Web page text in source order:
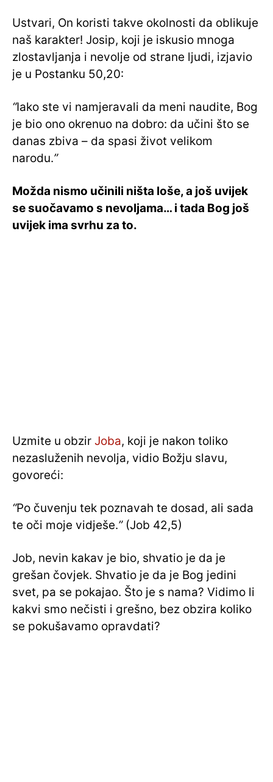
Ustvari, On koristi takve okolnosti da oblikuje
naš karakter! Josip, koji je iskusio mnoga
zlostavljanja i nevolje od strane ljudi, izjavio
je u Postanku 50,20:
“Iako ste vi namjeravali da meni naudite, Bog
je bio ono okrenuo na dobro: da učini što se
danas zbiva – da spasi život velikom
narodu.”
Možda nismo učinili ništa loše, a još uvijek
se suočavamo s nevoljama… i tada Bog još
uvijek ima svrhu za to.
Uzmite u obzir Joba, koji je nakon toliko
nezasluženih nevolja, vidio Božju slavu,
govoreći:
“Po čuvenju tek poznavah te dosad, ali sada
te oči moje vidješe.” (Job 42,5)
Job, nevin kakav je bio, shvatio je da je
grešan čovjek. Shvatio je da je Bog jedini
svet, pa se pokajao. Što je s nama? Vidimo li
kakvi smo nečisti i grešno, bez obzira koliko
se pokušavamo opravdati?